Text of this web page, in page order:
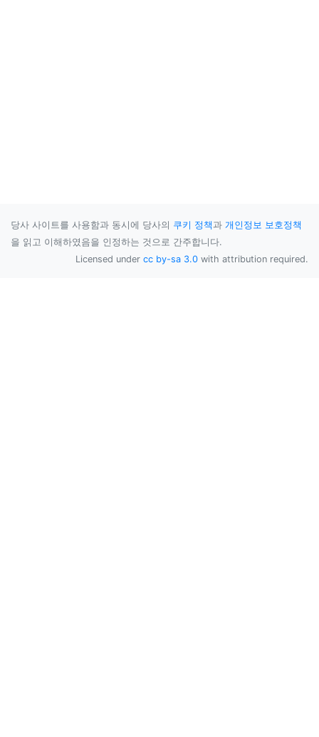
당사 사이트를 사용함과 동시에 당사의 쿠키 정책과 개인정보 보호정책
을 읽고 이해하였음을 인정하는 것으로 간주합니다.
Licensed under cc by-sa 3.0 with attribution required.